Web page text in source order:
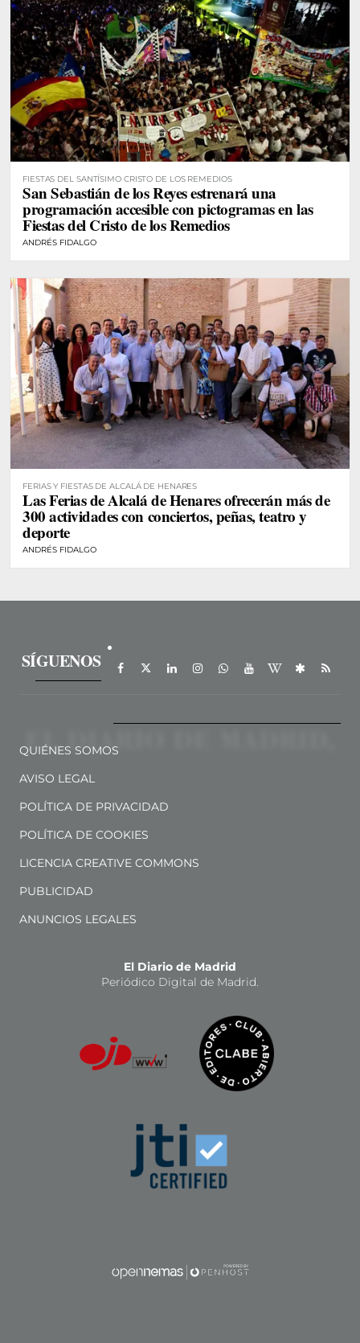
FIESTAS DEL SANTÍSIMO CRISTO DE LOS REMEDIOS
San Sebastián de los Reyes estrenará una
programación accesible con pictogramas en las
Fiestas del Cristo de los Remedios
ANDRÉS FIDALGO
FERIAS Y FIESTAS DE ALCALÁ DE HENARES
Las Ferias de Alcalá de Henares ofrecerán más de
300 actividades con conciertos, peñas, teatro y
deporte
ANDRÉS FIDALGO
SÍGUENOS
QUIÉNES SOMOS
AVISO LEGAL
POLÍTICA DE PRIVACIDAD
POLÍTICA DE COOKIES
LICENCIA CREATIVE COMMONS
PUBLICIDAD
ANUNCIOS LEGALES
El Diario de Madrid
Periódico Digital de Madrid.